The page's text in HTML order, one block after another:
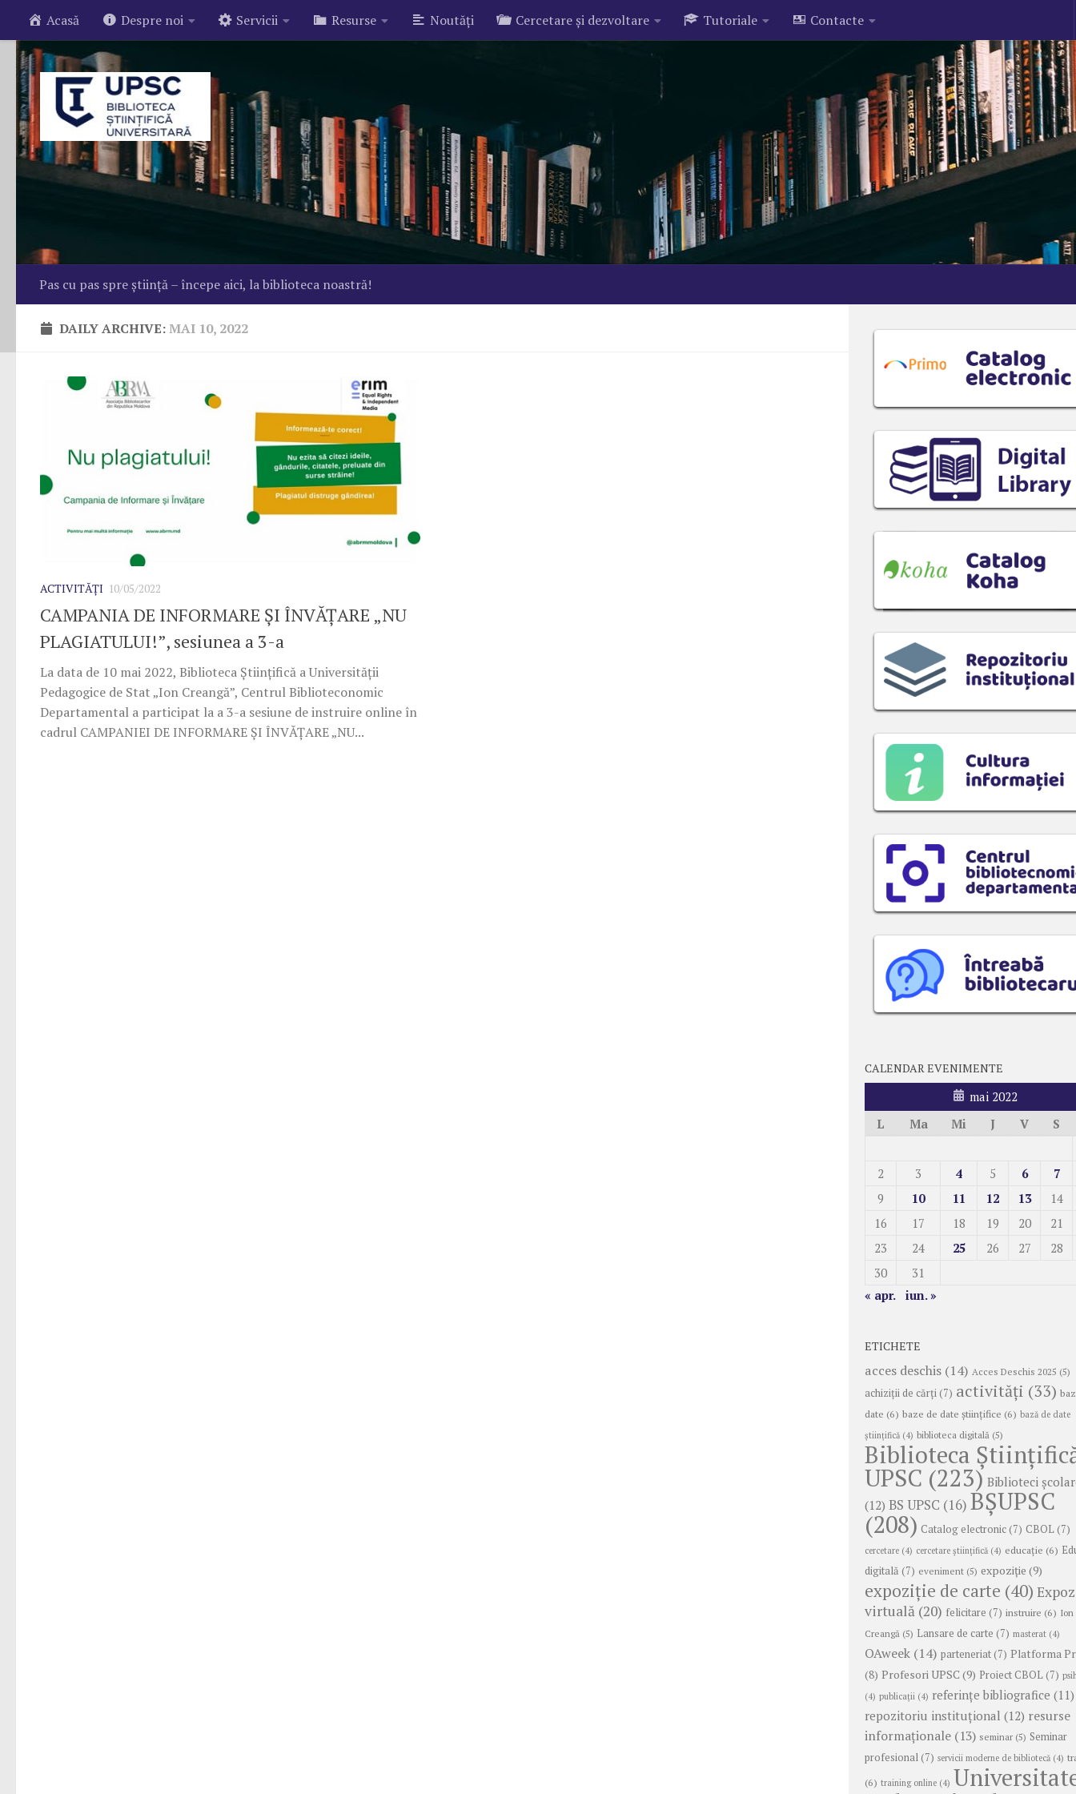
Skip to content
Acasă Despre noi Servicii Resurse Noutăți Cercetare și dezvoltare Tutoriale Contacte
Pas cu pas spre știință – începe aici, la biblioteca noastră!
DAILY ARCHIVE:MAI 10, 2022
ACTIVITĂȚI 10/05/2022
CAMPANIA DE INFORMARE ȘI ÎNVĂȚARE „NU
PLAGIATULUI!”, sesiunea a 3-a
La data de 10 mai 2022, Biblioteca Științifică a Universității
Pedagogice de Stat „Ion Creangă”, Centrul Biblioteconomic
Departamental a participat la a 3-a sesiune de instruire online în
cadrul CAMPANIEI DE INFORMARE ȘI ÎNVĂȚARE „NU...
CALENDAR EVENIMENTE
mai 2022
L
Ma Mi J V S
2 3 4 5 6
7
9
10 11 12 13
14
16
17 18 19 20
21
23
24 25 26 27
28
30
31
« apr. iun. »
ETICHETE
acces deschis (14) Acces Deschis 2025 (5)
achiziții de cărți (7) activități (33)
date (6) baze de date științifice (6) bază de date
ştiinţifică (4) biblioteca digitală (5)
Biblioteca
UPSC (223) Biblioteci
(12) BS UPSC (16) BȘUPSC
(208) Catalog electronic (7) CBOL (7)
cercetare (4) cercetare științifică (4) educație (6)
digitală (7) eveniment (5) expoziție (9)
expoziție de carte (40)
virtuală (20) felicitare (7) instruire (6) Ion
Creangă (5) Lansare de carte (7) masterat (4)
OAweek (14) parteneriat (7) Platforma
(8) Profesori UPSC(9) Proiect CBOL (7)
(4) publicații (4) referințe bibliografice (11)
repozitoriu instituțional (12) resurse
informaționale (13) seminar (5) Seminar
profesional (7) servicii moderne de bibliotecă (4)
(6) training online (4)